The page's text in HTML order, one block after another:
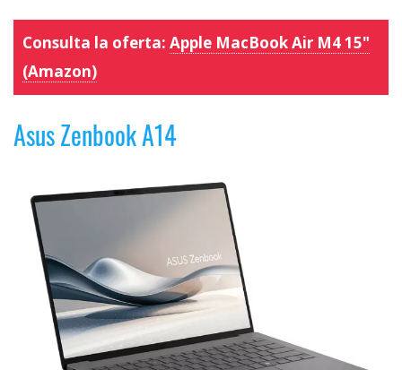
Consulta la oferta: Apple MacBook Air M4 15"
(Amazon)
Asus Zenbook A14